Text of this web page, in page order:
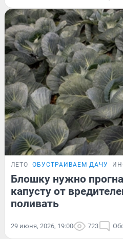
ЛЕТО ОБУСТРАИВАЕМ ДАЧУ
Блошку нужно
капусту от
поливать
29 июня, 2026, 19:00 723